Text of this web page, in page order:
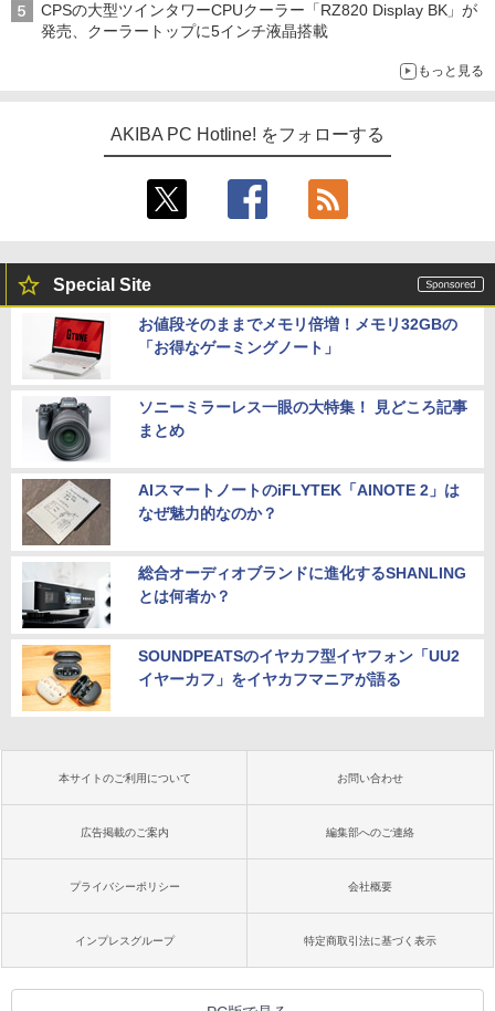
CPSの大型ツインタワーCPUクーラー「RZ820 Display BK」が
発売、クーラートップに5インチ液晶搭載
もっと見る
AKIBA PC Hotline! をフォローする
Special Site
お値段そのままでメモリ倍増！メモリ32GBの
「お得なゲーミングノート」
ソニーミラーレス一眼の大特集！ 見どころ記事
まとめ
AIスマートノートのiFLYTEK「AINOTE 2」は
なぜ魅力的なのか？
総合オーディオブランドに進化するSHANLING
とは何者か？
SOUNDPEATSのイヤカフ型イヤフォン「UU2
イヤーカフ」をイヤカフマニアが語る
本サイトのご利用について お問い合わせ
広告掲載のご案内 編集部へのご連絡
プライバシーポリシー 会社概要
インプレスグループ 特定商取引法に基づく表示